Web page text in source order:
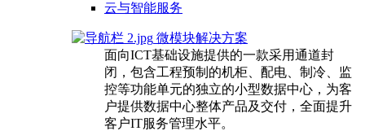
云与智能服务
微模块解决方案
面向ICT基础设施提供的一款采用通道封
闭，包含工程预制的机柜、配电、制冷、监
控等功能单元的独立的小型数据中心，为客
户提供数据中心整体产品及交付，全面提升
客户IT服务管理水平。